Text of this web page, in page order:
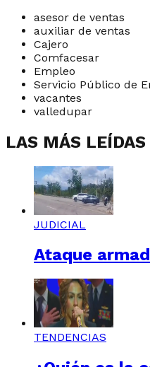
asesor de ventas
auxiliar de ventas
Cajero
Comfacesar
Empleo
Servicio Público de
vacantes
valledupar
LAS MÁS LEÍDAS
JUDICIAL
Ataque
TENDENCIAS